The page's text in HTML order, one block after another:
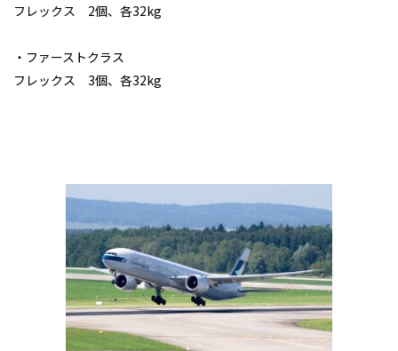
フレックス 2個、各32kg
・ファーストクラス
フレックス 3個、各32kg